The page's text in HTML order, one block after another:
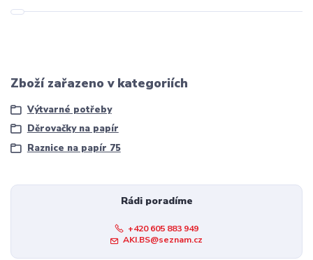
Zboží zařazeno v kategoriích
Výtvarné potřeby
Děrovačky na papír
Raznice na papír 75
Rádi poradíme
+420 605 883 949
AKI.BS@seznam.cz